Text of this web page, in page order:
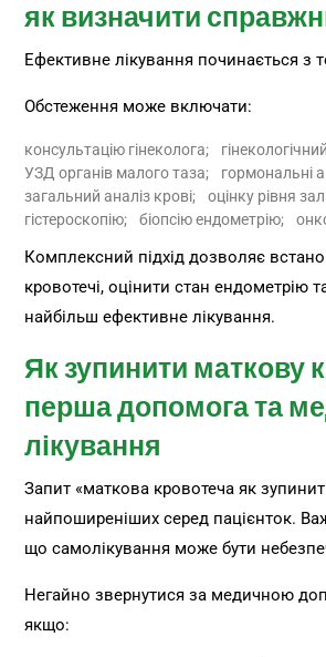
як визначити
Ефективне лікування починається з
Обстеження може включати:
консультацію гінеколога;
УЗД органів малого таза;
гормональні
загальний аналіз крові;
оцінку рівня
гістероскопію;
біопсію ендометрію;
Комплексний підхід дозволяє
кровотечі, оцінити стан ендометрію
найбільш ефективне лікування.
Як зупинити маткову
перша допомога та
лікування
Запит «маткова кровотеча як
найпоширеніших серед пацієнток.
що самолікування може бути
Негайно звернутися за медичною
якщо: